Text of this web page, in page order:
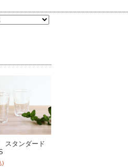
スタンダード
)